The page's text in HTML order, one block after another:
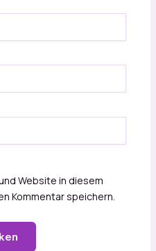
Website in diesem
Kommentar speichern.